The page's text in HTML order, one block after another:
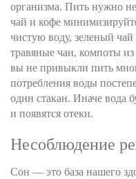
организма. Пить нужно
чай и кофе
чистую воду, зеленый
травяные чаи, компоты
вы не привыкли пить
потребления воды
один стакан. Иначе вода
и появятся отеки.
Несоблюдение
Сон — это база нашего